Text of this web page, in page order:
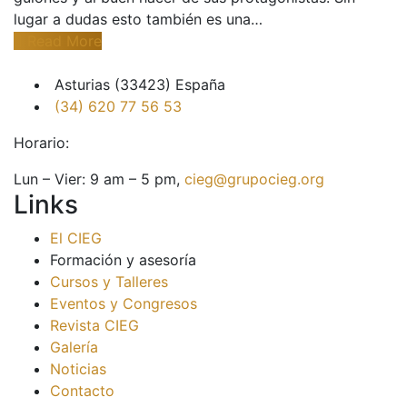
lugar a dudas esto también es una…
Read More
Asturias (33423) España
(34) 620 77 56 53
Horario:
Lun – Vier: 9 am – 5 pm, cieg@grupocieg.org
Links
El CIEG
Formación y asesoría
Cursos y Talleres
Eventos y Congresos
Revista CIEG
Galería
Noticias
Contacto